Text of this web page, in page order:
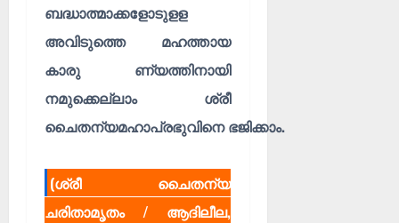
ബദ്ധാത്മാക്കളോടുളള
അവിടുത്തെ മഹത്തായ
കാരു ണ്യത്തിനായി
നമുക്കെല്ലാം ശ്രീ
ചൈതന്യമഹാപ്രഭുവിനെ ഭജിക്കാം.
(ശ്രീ ചൈതന്യ
ചരിതാമൃതം / ആദിലീല,